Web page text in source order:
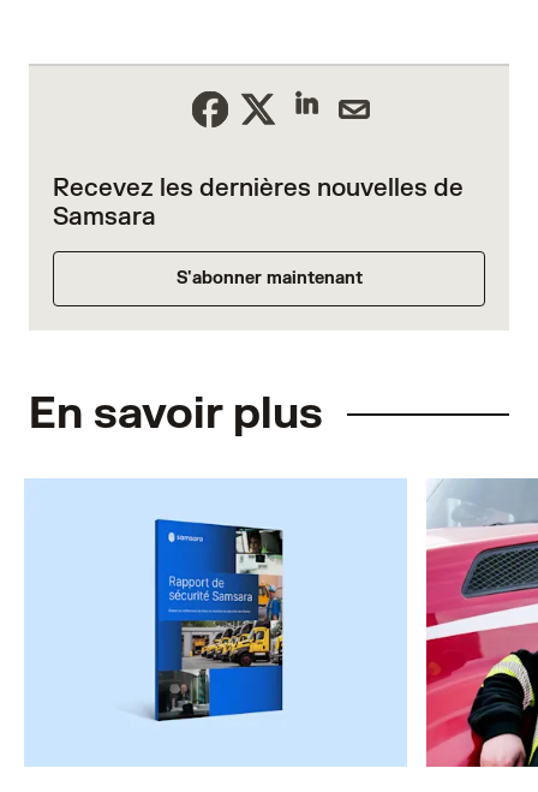
Recevez les dernières nouvelles de
Samsara
S'abonner maintenant
En savoir plus